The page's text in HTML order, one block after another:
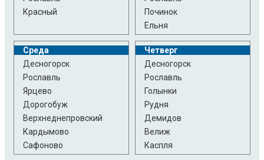
Красный
Починок
Ельня
Среда
Десногорск
Рославль
Ярцево
Дорогобуж
Верхнеднепровский
Кардымово
Сафоново
Четверг
Десногорск
Рославль
Голынки
Рудня
Демидов
Велиж
Каспля